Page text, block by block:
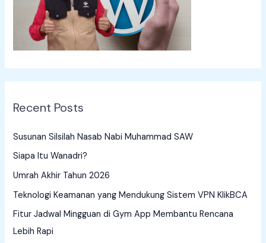
Recent Posts
Susunan Silsilah Nasab Nabi Muhammad SAW
Siapa Itu Wanadri?
Umrah Akhir Tahun 2026
Teknologi Keamanan yang Mendukung Sistem VPN KlikBCA
Fitur Jadwal Mingguan di Gym App Membantu Rencana
Lebih Rapi